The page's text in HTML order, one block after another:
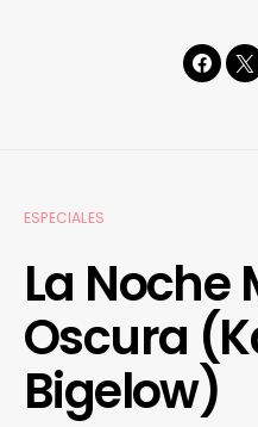
ESPECIALES
La Noche
Oscura
Bigelow)